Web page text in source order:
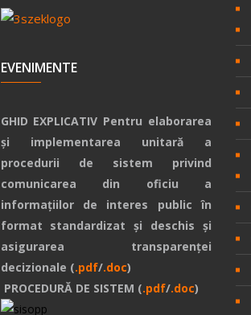
EVENIMENTE
GHID EXPLICATIV Pentru elaborarea
și implementarea unitară a
procedurii de sistem privind
comunicarea din oficiu a
informațiilor de interes public în
format standardizat și deschis și
asigurarea transparenței
decizionale (.pdf/.doc)
PROCEDURĂ DE SISTEM (.pdf/.doc)